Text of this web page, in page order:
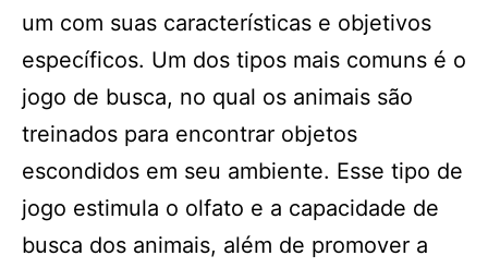
um com suas características e objetivos
específicos. Um dos tipos mais comuns é o
jogo de busca, no qual os animais são
treinados para encontrar objetos
escondidos em seu ambiente. Esse tipo de
jogo estimula o olfato e a capacidade de
busca dos animais, além de promover a